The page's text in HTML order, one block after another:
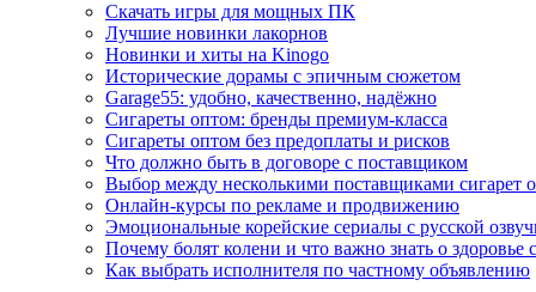
Скачать игры для мощных ПК
Лучшие новинки лакорнов
Новинки и хиты на Kinogo
Исторические дорамы с эпичным сюжетом
Garage55: удобно, качественно, надёжно
Сигареты оптом: бренды премиум-класса
Сигареты оптом без предоплаты и рисков
Что должно быть в договоре с поставщиком
Выбор между несколькими поставщиками сигарет
Онлайн-курсы по рекламе и продвижению
Эмоциональные корейские сериалы с русской
Почему болят колени и что важно знать о здоровье
Как выбрать исполнителя по частному объявлению